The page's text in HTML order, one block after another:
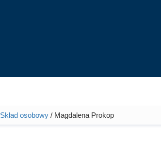
Skład osobowy/ Magdalena Prokop